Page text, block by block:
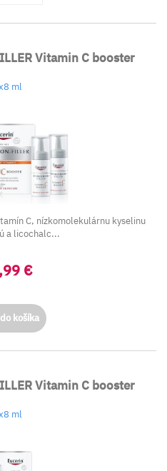
Vitamin C booster
ml
C, nízkomolekulárnu kyselinu
a licochalc...
€
do košíka
Vitamin C booster
ml